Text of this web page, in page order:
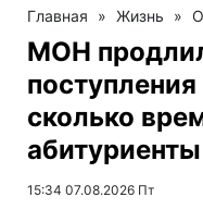
Главная » Жизнь »
МОН
сколько
абитуриенты
15:34 07.08.2026 Пт